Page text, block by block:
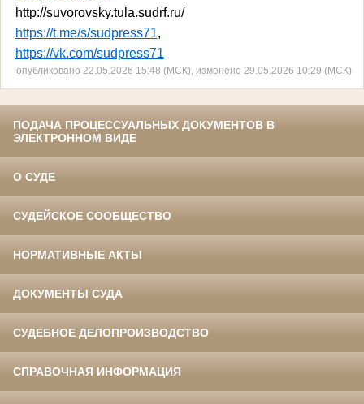
http://suvorovsky.tula.sudrf.ru/
https://t.me/s/sudpress71,
https://vk.com/sudpress71
опубликовано 22.05.2026 15:48 (МСК), изменено 29.05.2026 10:29 (МСК)
ПОДАЧА ПРОЦЕССУАЛЬНЫХ ДОКУМЕНТОВ В
ЭЛЕКТРОННОМ ВИДЕ
О СУДЕ
СУДЕЙСКОЕ СООБЩЕСТВО
НОРМАТИВНЫЕ АКТЫ
ДОКУМЕНТЫ СУДА
СУДЕБНОЕ ДЕЛОПРОИЗВОДСТВО
СПРАВОЧНАЯ ИНФОРМАЦИЯ